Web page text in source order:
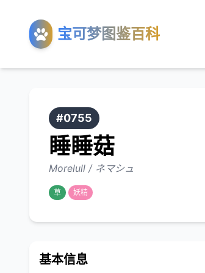
宝可梦图鉴百科
#0755
睡睡菇
Morelull / ネマシュ
草 妖精
基本信息